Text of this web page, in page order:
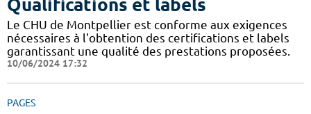
Qualifications et labels
Le CHU de Montpellier est conforme aux exigences
nécessaires à l'obtention des certifications et labels
garantissant une qualité des prestations proposées.
10/06/2024 17:32
PAGES